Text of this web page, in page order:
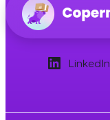
LinkedIn